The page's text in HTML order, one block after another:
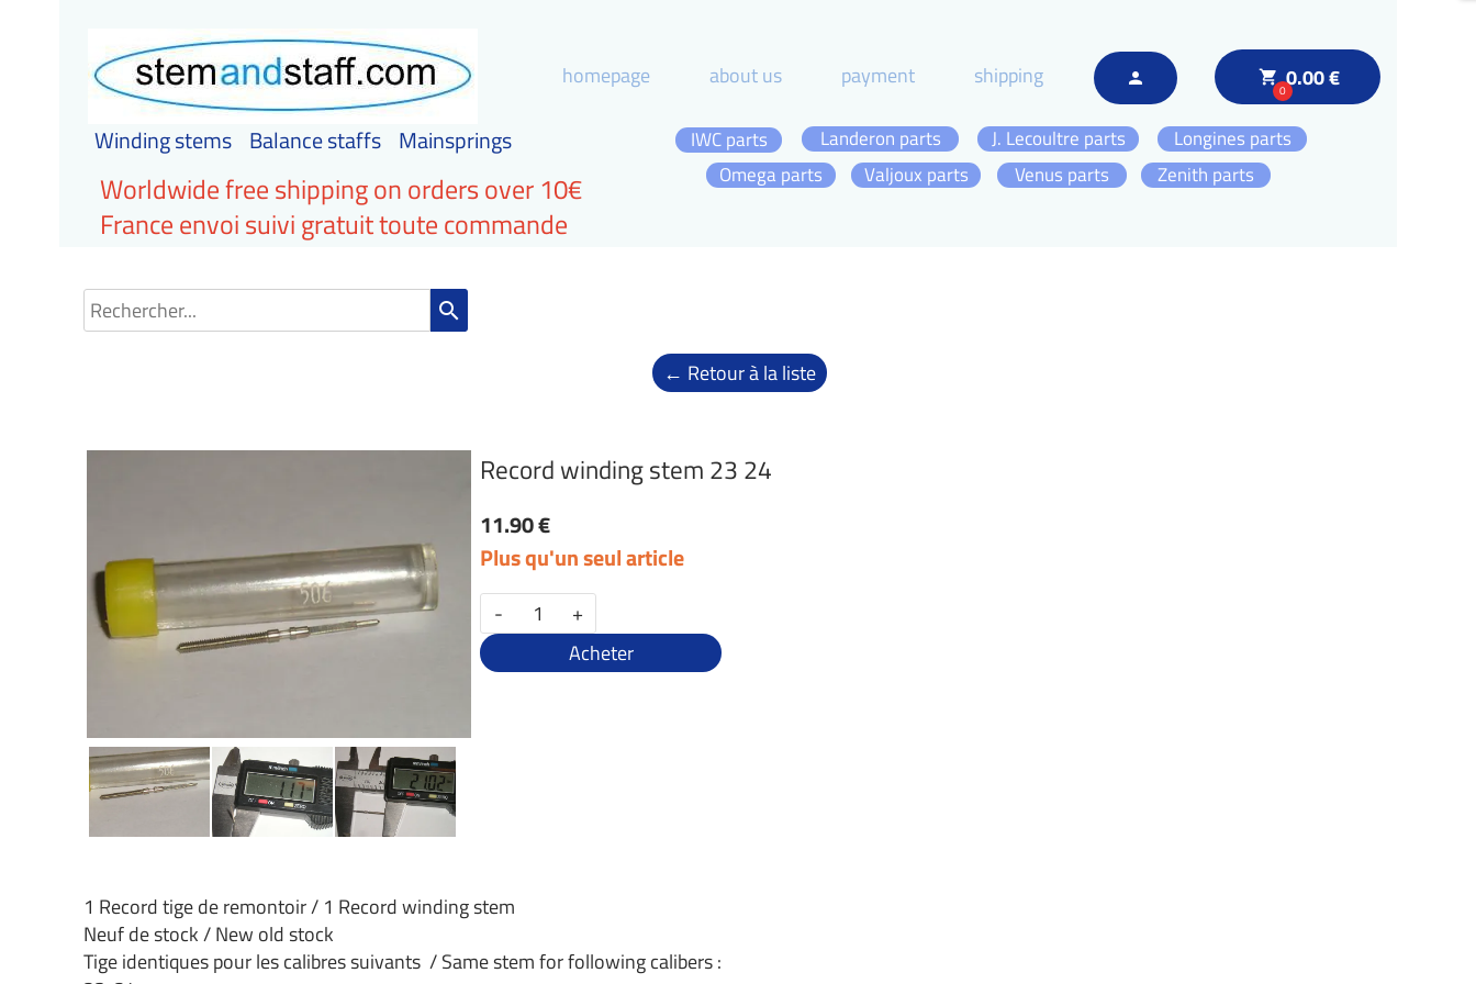
local_grocery_store
00.00 €
person
homepage about us payment shipping
Winding stems Balance staffs Mainsprings
Omega parts Zenith parts
Longines parts
J. Lecoultre parts
IWC parts
Landeron parts
Valjoux parts
Venus parts
Worldwide free shipping on orders over 10€
France envoi suivi gratuit toute commande
search
← Retour à la liste
Record winding stem 23 24
11.90 €
Plus qu'un seul article
-
+
Acheter
1 Record tige de remontoir / 1 Record winding stem
Neuf de stock / New old stock
Tige identiques pour les calibres suivants / Same stem for following calibers :